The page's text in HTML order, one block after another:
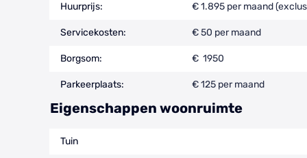
Huurprijs: € 1.895 per maand
Servicekosten: € 50 per maand
Borgsom: € 1950
Parkeerplaats: € 125 per maand
Eigenschappen woonruimte
Tuin